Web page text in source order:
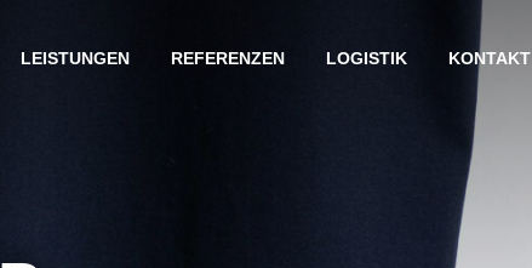
LEISTUNGEN REFERENZEN LOGISTIK KONTAKT